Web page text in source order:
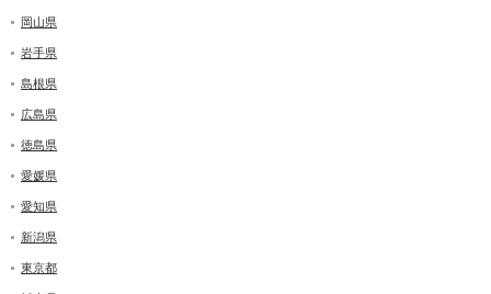
岡山県
岩手県
島根県
広島県
徳島県
愛媛県
愛知県
新潟県
東京都